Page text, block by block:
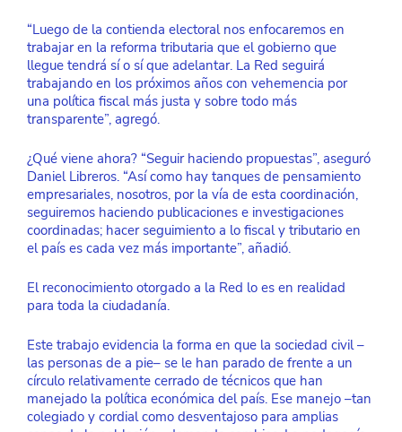
“Luego de la contienda electoral nos enfocaremos en
trabajar en la reforma tributaria que el gobierno que
llegue tendrá sí o sí que adelantar. La Red seguirá
trabajando en los próximos años con vehemencia por
una política fiscal más justa y sobre todo más
transparente”, agregó.
¿Qué viene ahora? “Seguir haciendo propuestas”, aseguró
Daniel Libreros. “Así como hay tanques de pensamiento
empresariales, nosotros, por la vía de esta coordinación,
seguiremos haciendo publicaciones e investigaciones
coordinadas; hacer seguimiento a lo fiscal y tributario en
el país es cada vez más importante”, añadió.
El reconocimiento otorgado a la Red lo es en realidad
para toda la ciudadanía.
Este trabajo evidencia la forma en que la sociedad civil –
las personas de a pie– se le han parado de frente a un
círculo relativamente cerrado de técnicos que han
manejado la política económica del país. Ese manejo –tan
colegiado y cordial como desventajoso para amplias